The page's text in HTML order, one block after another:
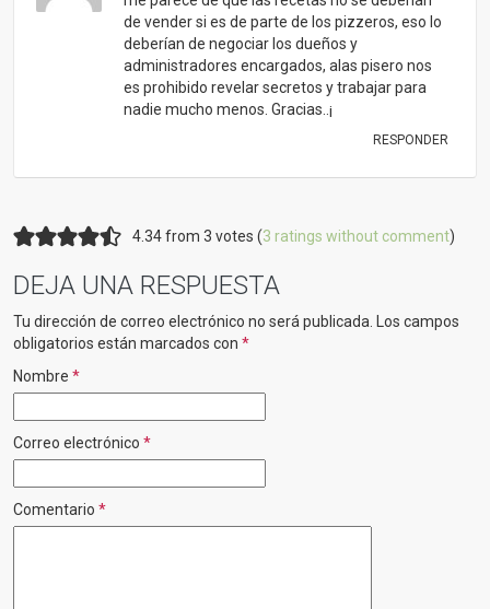
de vender si es de parte de los pizzeros, eso lo
deberían de negociar los dueños y
administradores encargados, alas pisero nos
es prohibido revelar secretos y trabajar para
nadie mucho menos. Gracias..¡
RESPONDER
4.34 from 3 votes (3 ratings without comment)
DEJA UNA RESPUESTA
Tu dirección de correo electrónico no será publicada.
Los campos
obligatorios están marcados con *
Nombre *
Correo electrónico *
Comentario *